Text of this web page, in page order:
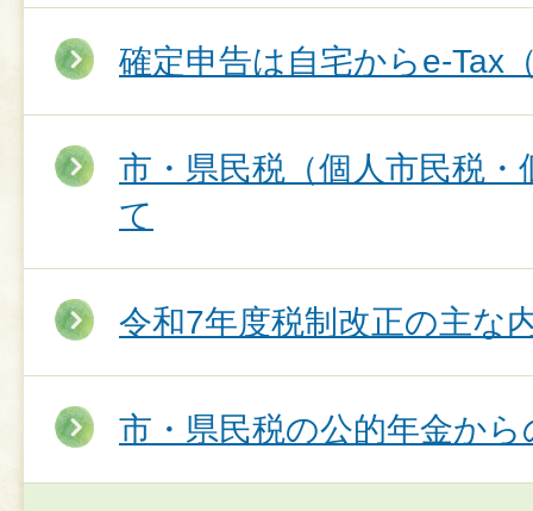
確定申告は自宅からe‐Tax
市・県民税（個人市民税
て
令和7年度税制改正の主な
市・県民税の公的年金か